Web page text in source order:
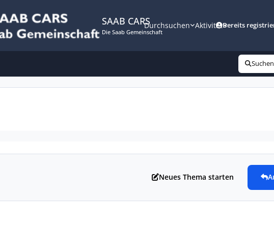
SAAB CARS
Die Saab Gemeinschaft
Durchsuchen AktivitätBereits
Suchen
Neues Thema starten